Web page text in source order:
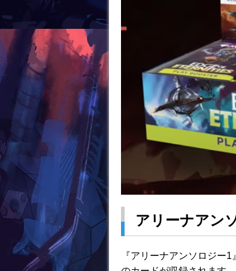
アリーナアン
『アリーナアンソロジー